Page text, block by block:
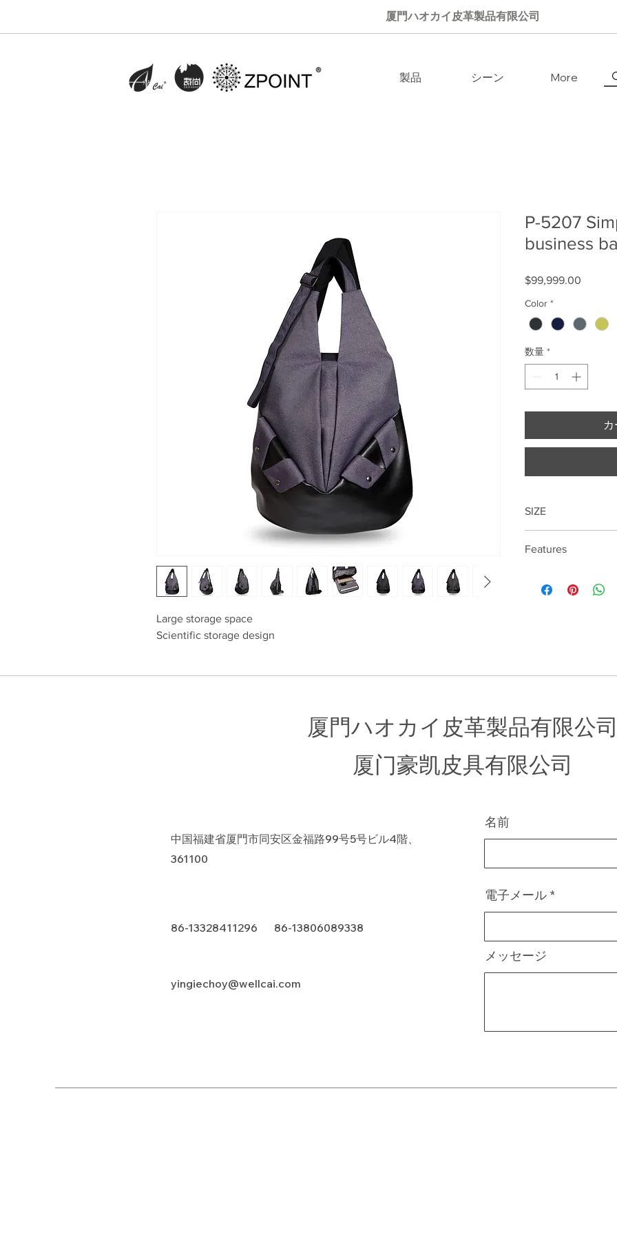
厦門ハオカイ皮革製品有限公司
製品 シーン More
Large storage space
Scientific storage design
P-5207
business
$99,999.00
Color *
数量 *
SIZE
Features
厦門ハオカイ皮革製品有限公
​厦门豪凯皮具有限公司
中国福建省厦門市同安区金福路99号5号ビル4階、
361100
86-13328411296 86-13806089338
yingiechoy@wellcai.com
名前
電子メール
メッセージ